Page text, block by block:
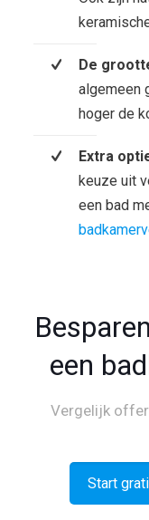
De
algemeen
hoger de
Extra
keuze uit
een bad
een
Vergelijk
Start